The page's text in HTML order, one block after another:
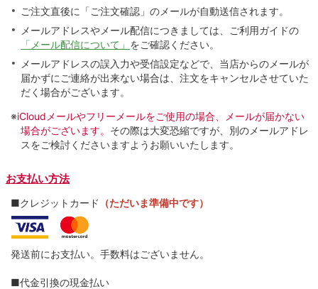
ご注文直後に「ご注文確認」のメールが自動送信されます。
メールアドレスやメール配信につきましては、ご利用ガイドの
「メール配信について」 をご確認ください。
メールアドレスの誤入力や受信設定などで、当店からのメールが
届かずにご連絡が出来ない場合は、注文をキャンセルさせていた
だく場合がございます。
※iCloudメールやフリーメールをご使用の場合、メールが届かない
場合がございます。 その際は大変恐縮ですが、別のメールアドレ
スをご検討くださいますようお願いいたします。
お支払い方法
■クレジットカード （ただいま準備中です）
発送前にお支払い。手数料はございません。
■代金引換の現金払い